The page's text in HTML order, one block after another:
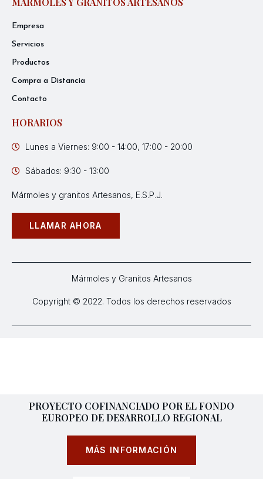
Empresa
Servicios
Productos
Compra a Distancia
Contacto
HORARIOS
Lunes a Viernes: 9:00 - 14:00, 17:00 - 20:00
Sábados: 9:30 - 13:00
Mármoles y granitos Artesanos, E.S.P.J.
LLAMAR AHORA
Mármoles y Granitos Artesanos
Copyright © 2022. Todos los derechos reservados
PROYECTO COFINANCIADO POR EL FONDO
EUROPEO DE DESARROLLO REGIONAL
MÁS INFORMACIÓN